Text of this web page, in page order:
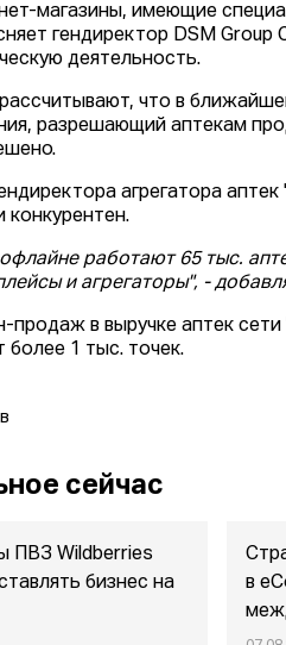
магазины, имеющие
гендиректор DSM
деятельность.
что в
разрешающий аптекам
агрегатора
конкурентен.
работают 65 тыс.
и агрегаторы", -
продаж в выручке аптек
более 1 тыс. точек.
сейчас
ПВЗ Wildberries
бизнес на
в